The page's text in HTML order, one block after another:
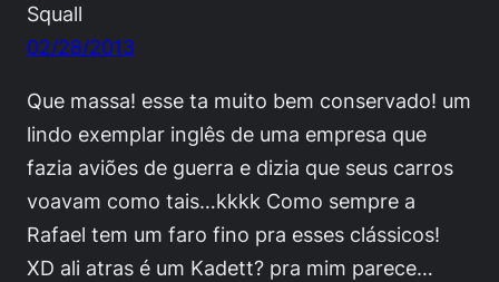
Squall
02/28/2013
Que massa! esse ta muito bem conservado! um
lindo exemplar inglês de uma empresa que
fazia aviões de guerra e dizia que seus carros
voavam como tais…kkkk Como sempre a
Rafael tem um faro fino pra esses clássicos!
XD ali atras é um Kadett? pra mim parece…